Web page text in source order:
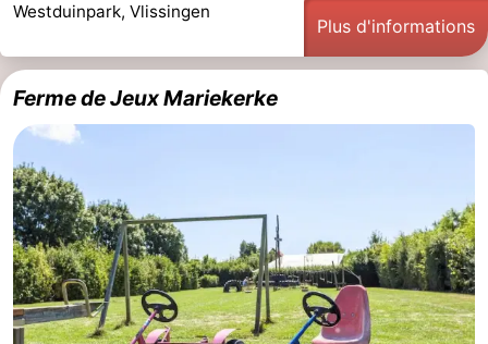
Westduinpark, Vlissingen
Plus d'informations
Ferme de Jeux Mariekerke